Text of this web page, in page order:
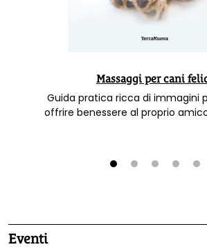
Massaggi per cani
Guida pratica ricca di immagini
offrire benessere al
Eventi